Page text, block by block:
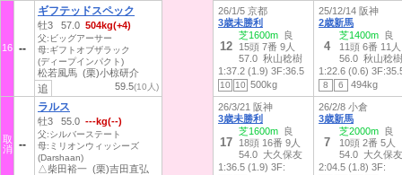
16
ギフテッドスペック
牡3 57.0 504kg(+4)
父:ビッグアーサー
母:ギフトオブザラック
(ディープインパクト)
松若風馬 (栗)小椋研介
59.5(10人)
追
取
消
ラルス
牡3 55.0 ---kg(--)
父:シルバーステート
母:ミリオンウィッシーズ
(Darshaan)
△柴田裕一 (栗)吉田直弘
26/1/5 京都
3歳未勝利
12
芝1600m 良
15頭 7番 9人
57.0 秋山稔樹
1:37.2 (1.9) 3F:36.5
10 10 500kg
25/12/14 阪神
2歳新馬
4
芝1400m 良
11頭 6番 11人
56.0 秋山稔樹
1:22.6 (0.6)
8 6 494kg
26/3/21 阪神
3歳未勝利
17
芝1600m 良
18頭 16番 9人
54.0 大久保友
1:36.5 (1.9) 3F:
26/2/8 小倉
3歳新馬
7
芝2000m 良
10頭 2番 5人
54.0 大久保友
2:04.5 (1.8) 3F: